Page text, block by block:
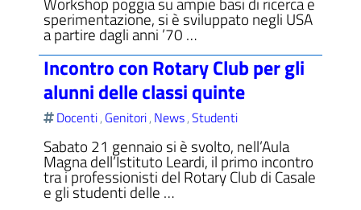
del sito
sperimentazione, si è sviluppato negli USA
a partire dagli anni ’70 …
Incontro con Rotary Club per gli
alunni delle classi quinte
Docenti, Genitori, News,Studenti
Sabato 21 gennaio si è svolto, nell’Aula
Magna dell’Istituto Leardi, il primo incontro
tra i professionisti del Rotary Club di Casale
e gli studenti delle …